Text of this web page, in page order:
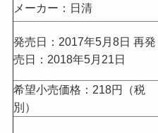
メーカー：日清
発売日：2017年5月8日 再発
売日：2018年5月21日
希望小売価格：218円（税
別）